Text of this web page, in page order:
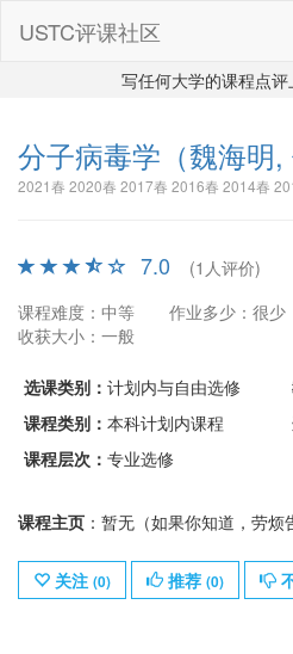
USTC评课社区
写任何大学的课程点评
分子病毒学 （魏海明
2021春 2020春 2017春 2016春 2014春
7.0
(1人评价)
课程难度：中等
作业多少：很少
收获大小：一般
选课类别： 计划内与自由选修
课程类别： 本科计划内课程
课程层次： 专业选修
课程主页 ：暂无（如果你知道，劳烦
关注 (0) 推荐 (0)